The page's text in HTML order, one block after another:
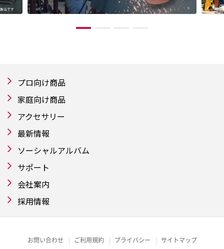
プロ向け商品
家庭向け商品
アクセサリー
最新情報
ソーシャルアルバム
サポート
会社案内
採用情報
お問い合わせ ご利用規約 プライバシー サイトマップ